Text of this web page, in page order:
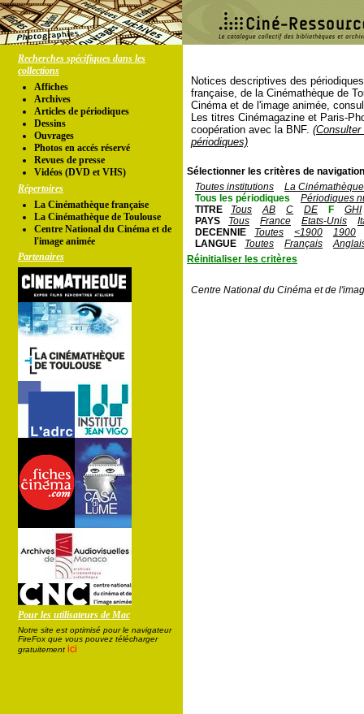
Recherches spécifiques dans les
collections
Affiches
Archives
Articles de périodiques
Dessins
Ouvrages
Photos en accés réservé
Revues de presse
Vidéos (DVD et VHS)
Répertoires
La Cinémathèque française
La Cinémathèque de Toulouse
Centre National du Cinéma et de
l'image animée
Partenaires
Pour les utilisateurs de Mac
Notre site est optimisé pour le navigateur
FireFox que vous pouvez télécharger
gratuitement ici
Notices descriptives des
française, de la Cinémathèque de
Cinéma et de l'image animée,
Les titres Cinémagazine et Paris-
coopération avec la BNF.
périodiques)
Sélectionner les critères de
Toutes institutions
La
Tous les périodiques
Périodiques
TITRE
Tous AB C DE F
GHI
PAYS
Tous France Etats-Unis
DECENNIE
Toutes <1900
1900
LANGUE
Toutes Français
Réinitialiser les critères
Centre National du Cinéma et de